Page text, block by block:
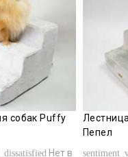
собак Puffy
Нет в
Пепел